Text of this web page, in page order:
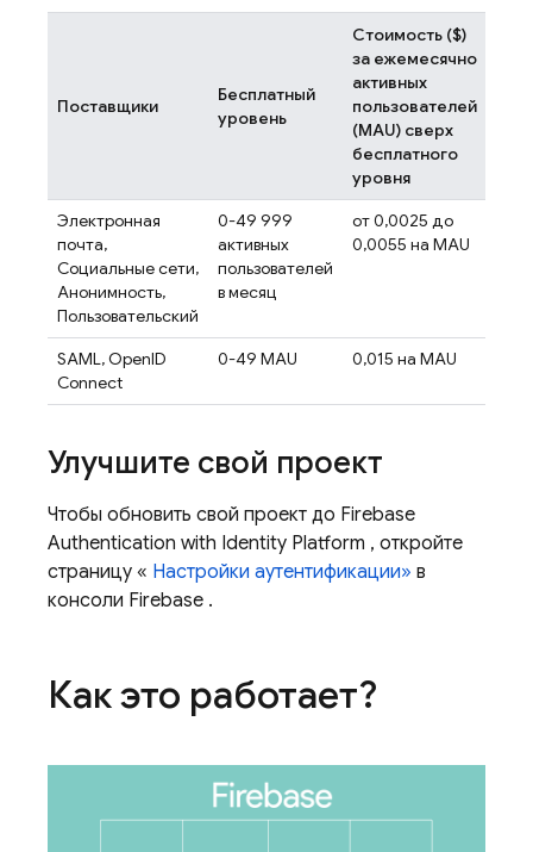
Поставщики
Бесплатный
уровень
Стоимость ($)
за ежемесячно
активных
пользователей
(MAU) сверх
бесплатного
уровня
Электронная
почта,
Социальные сети,
Анонимность,
Пользовательский
0-49 999
активных
пользователей
в месяц
от 0,0025 до
0,0055 на MAU
SAML, OpenID
Connect
0-49 MAU 0,015 на MAU
Улучшите свой проект
Чтобы обновить свой проект до Firebase
Authentication with Identity Platform , откройте
страницу « Настройки аутентификации» в
консоли Firebase .
Как это работает?